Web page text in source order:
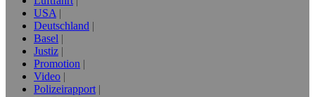
USA
Deutschland
Basel
Justiz
Promotion
Video
Polizeirapport